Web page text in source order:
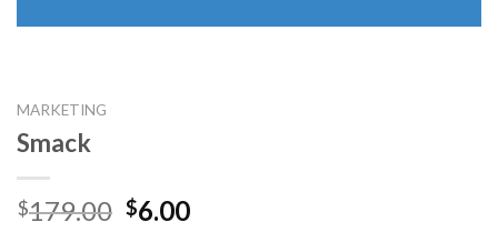
MARKETING
Smack
$179.00 Original
$6.00Current